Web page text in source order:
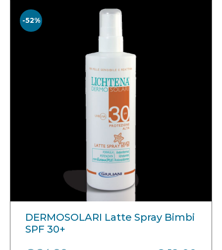
-52%
DERMOSOLARI Latte Spray Bimbi
SPF 30+